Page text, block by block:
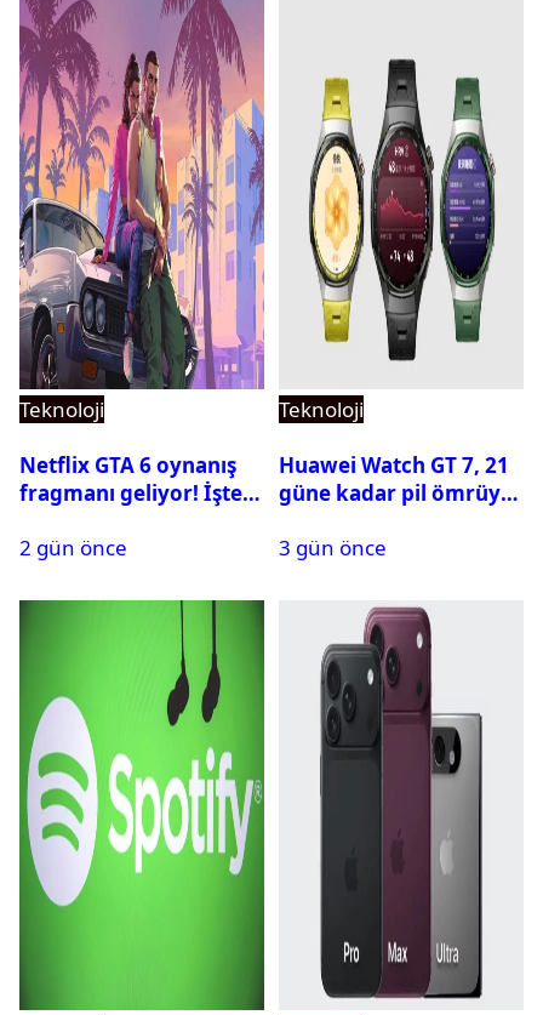
Teknoloji
Netflix GTA 6 oynanış
fragmanı geliyor! İşte
2 gün önce
Teknoloji
Huawei Watch GT 7, 21
güne kadar pil ömrüyle
3 gün önce